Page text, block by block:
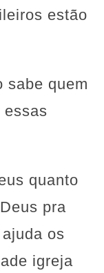
estão
sabe quem
essas
quanto
pra
os
igreja